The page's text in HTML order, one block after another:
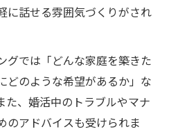
に話せる雰囲気づくりがされ
グでは「どんな家庭を築きた
どのような希望があるか」な
た、婚活中のトラブルやマナ
のアドバイスも受けられま